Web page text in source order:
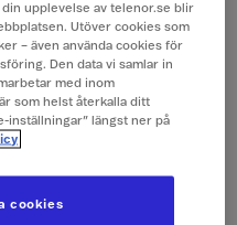
Som hemma
9 kr/min
upplevelse av telenor.se blir
Utöver cookies som
– även använda cookies för
Den data vi samlar in
med inom
som helst återkalla ditt
inställningar” längst ner på
cookies